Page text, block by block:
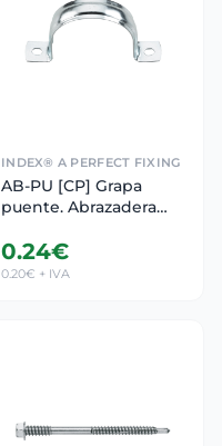
INDEX® A PERFECT FIXING
AB-PU [CP] Grapa
puente. Abrazadera
0.24€
0.20€ + IVA